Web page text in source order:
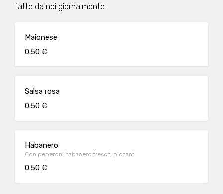
fatte da noi giornalmente
Maionese
0.50 €
Salsa rosa
0.50 €
Habanero
Con peperoni habanero freschi piccanti
0.50 €